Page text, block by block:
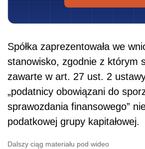
Spółka zaprezentowała we
stanowisko, zgodnie z którym
zawarte w art. 27 ust. 2
„podatnicy obowiązani do
sprawozdania finansowego”
podatkowej grupy kapitałowej.
Dalszy ciąg materiału pod wideo